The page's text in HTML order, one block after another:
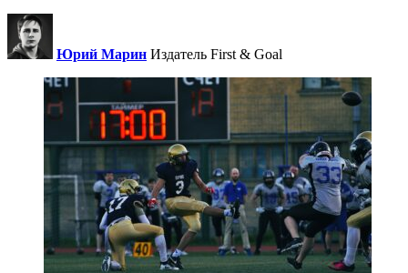
Юрий Марин Издатель First & Goal